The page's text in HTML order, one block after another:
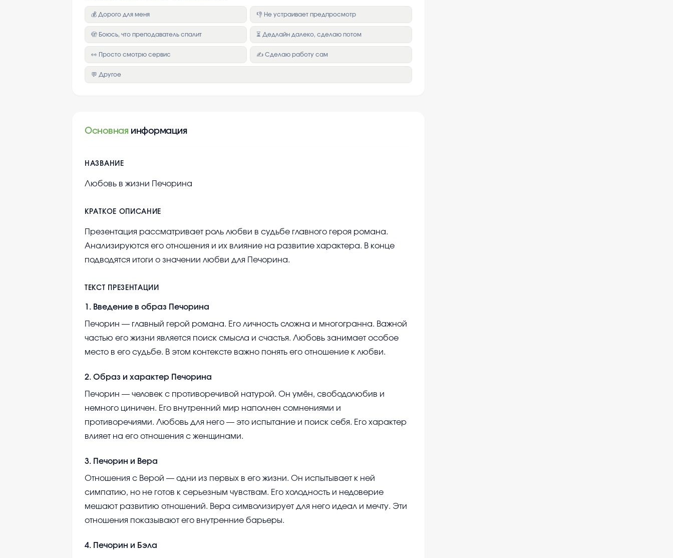
💰 Дорого для меня 👎 Не устраивает предпросмотр
🫣 Боюсь, что преподаватель спалит ⏳ Дедлайн далеко, сделаю потом
👀 Просто смотрю сервис ✍️ Сделаю работу сам
💬 Другое
Основная информация
НАЗВАНИЕ
Любовь в жизни Печорина
КРАТКОЕ ОПИСАНИЕ
Презентация рассматривает роль любви в судьбе главного героя романа.
Анализируются его отношения и их влияние на развитие характера. В конце
подводятся итоги о значении любви для Печорина.
ТЕКСТ ПРЕЗЕНТАЦИИ
1 . Введение в образ Печорина
Печорин — главный герой романа. Его личность сложна и многогранна. Важной
частью его жизни является поиск смысла и счастья. Любовь занимает особое
место в его судьбе. В этом контексте важно понять его отношение к любви.
2. Образ и характер Печорина
Печорин — человек с противоречивой натурой. Он умён, свободолюбив и
немного циничен. Его внутренний мир наполнен сомнениями и
противоречиями. Любовь для него — это испытание и поиск себя. Его характер
влияет на его отношения с женщинами.
3. Печорин и Вера
Отношения с Верой — одни из первых в его жизни. Он испытывает к ней
симпатию, но не готов к серьезным чувствам. Его холодность и недоверие
мешают развитию отношений. Вера символизирует для него идеал и мечту. Эти
отношения показывают его внутренние барьеры.
4. Печорин и Бэла